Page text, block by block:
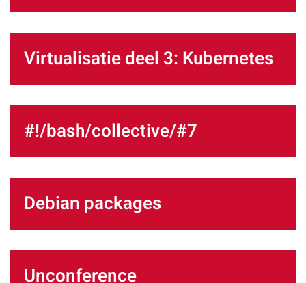
Virtualisatie deel 3: Kubernetes
#!/bash/collective/#7
Debian packages
Unconference